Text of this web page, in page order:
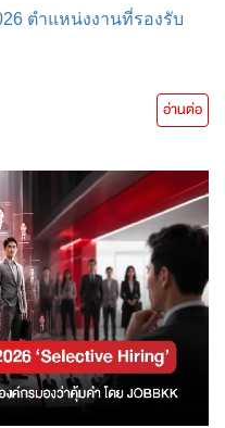
ตำแหน่งงานที่รองรับ
อ่านต่อ